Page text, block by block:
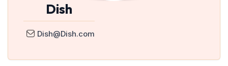
Dish
Dish@Dish.com